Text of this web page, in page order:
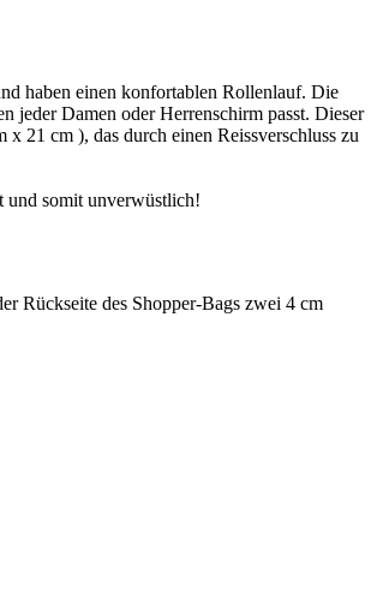
haben einen konfortablen Rollenlauf. Die
jeder Damen oder Herrenschirm passt. Dieser
21 cm ), das durch einen Reissverschluss zu
und somit unverwüstlich!
Rückseite des Shopper-Bags zwei 4 cm